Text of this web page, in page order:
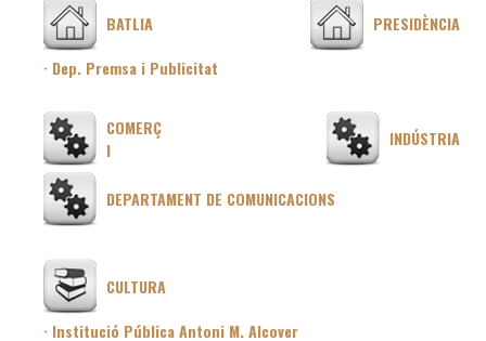
BATLIA
PRESIDÈNCIA
· Dep. Premsa i Publicitat
COMERÇ
I
INDÚSTRIA
DEPARTAMENT DE COMUNICACIONS
CULTURA
· Institució Pública Antoni M. Alcover